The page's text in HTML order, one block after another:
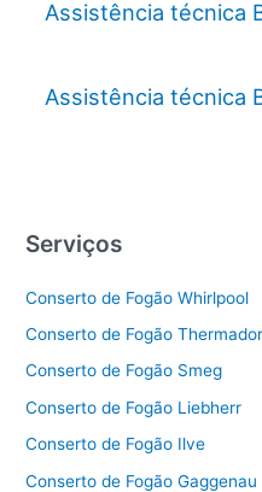
Assistência técnica
Assistência técnica
Serviços
Conserto de Fogão Whirlpool
Conserto de Fogão Thermador
Conserto de Fogão Smeg
Conserto de Fogão Liebherr
Conserto de Fogão Ilve
Conserto de Fogão Gaggenau